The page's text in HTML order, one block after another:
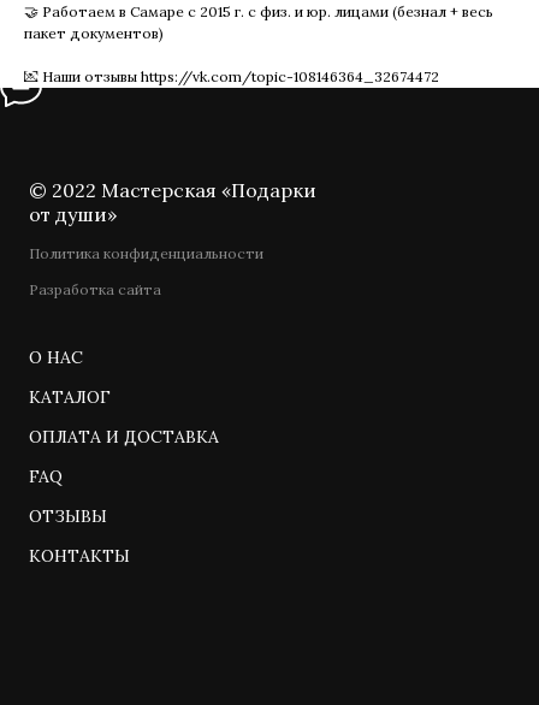
🤝 Работаем в Самаре с 2015 г. с физ. и юр. лицами (безнал + весь
пакет документов)
💌 Наши отзывы https://vk.com/topic-108146364_32674472
© 2022 Мастерская «Подарки
от души»
Политика конфиденциальности
Разработка сайта
О НАС
КАТАЛОГ
ОПЛАТА И ДОСТАВКА
FAQ
ОТЗЫВЫ
КОНТАКТЫ